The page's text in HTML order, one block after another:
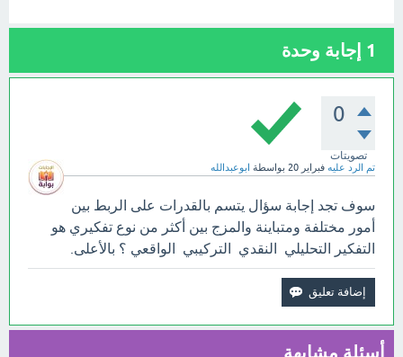
1 إجابة وحدة
0
تصويتات
تم الرد عليه فبراير 20 بواسطة ابوعبدالله
سوف تجد إجابة سؤال يتسم بالقدرات على الربط بين
أمور مختلفة ومتباينة والمزج بين أكثر من نوع تفكيري هو
التفكير التحليلي النقدي التركيبي الواقعي ؟ بالأعلى.
أسئلة مشابهة